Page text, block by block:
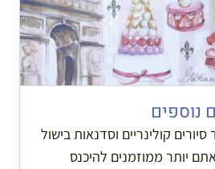
נוספים
קולינריים וסדנאות בישול
יותר ממוזמנים להיכנס